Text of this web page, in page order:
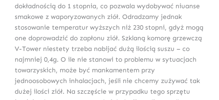
dokładnością do 1 stopnia, co pozwala wydobywać niuanse
smakowe z waporyzowanych ziół. Odradzamy jednak
stosowanie temperatur wyższych niż 230 stopni, gdyż mogą
one doprowadzić do zapłonu ziół. Szklaną komorę grzewczą
V-Tower niestety trzeba nabijać dużą ilością suszu – co
najmniej 0,4g. O ile nie stanowi to problemu w sytuacjach
towarzyskich, może być mankamentem przy
jednoosobowych inhalacjach, jeśli nie chcemy zużywać tak
dużej ilości ziół. Na szczęście w przypadku tego sprzętu